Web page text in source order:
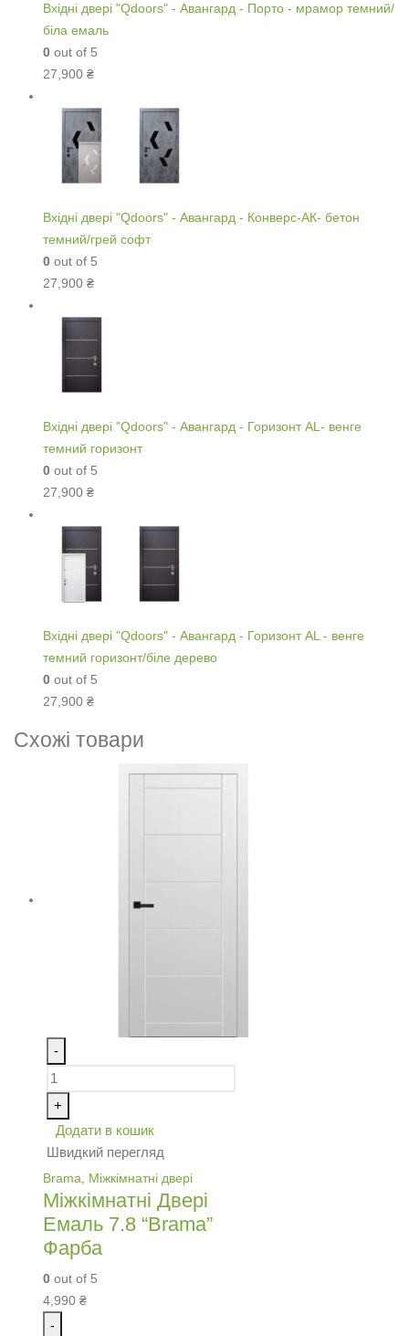
Вхідні двері "Qdoors" - Авангард - Порто - мрамор темний/
біла емаль
0 out of 5
27,900 ₴
Вхідні двері "Qdoors" - Авангард - Конверс-АК- бетон
темний/грей софт
0 out of 5
27,900 ₴
Вхідні двері "Qdoors" - Авангард - Горизонт AL- венге
темний горизонт
0 out of 5
27,900 ₴
Вхідні двері "Qdoors" - Авангард - Горизонт AL - венге
темний горизонт/біле дерево
0 out of 5
27,900 ₴
Схожі товари
-
+
Додати в кошик
Швидкий перегляд
Brama Міжкімнатні двері
Міжкімнатні Двері
Емаль 7.8 “Brama”
Фарба
0 out of 5
4,990 ₴
-